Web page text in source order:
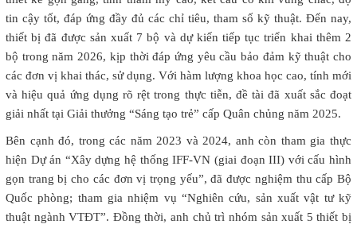
tin cậy tốt, đáp ứng đầy đủ các chỉ tiêu, tham số kỹ thuật. Đến nay,
thiết bị đã được sản xuất 7 bộ và dự kiến tiếp tục triển khai thêm 2
bộ trong năm 2026, kịp thời đáp ứng yêu cầu bảo đảm kỹ thuật cho
các đơn vị khai thác, sử dụng. Với hàm lượng khoa học cao, tính mới
và hiệu quả ứng dụng rõ rệt trong thực tiễn, đề tài đã xuất sắc đoạt
giải nhất tại Giải thưởng “Sáng tạo trẻ” cấp Quân chủng năm 2025.
Bên cạnh đó, trong các năm 2023 và 2024, anh còn tham gia thực
hiện Dự án “Xây dựng hệ thống IFF-VN (giai đoạn III) với cấu hình
gọn trang bị cho các đơn vị trọng yếu”, đã được nghiệm thu cấp Bộ
Quốc phòng; tham gia nhiệm vụ “Nghiên cứu, sản xuất vật tư kỹ
thuật ngành VTĐT”. Đồng thời, anh chủ trì nhóm sản xuất 5 thiết bị